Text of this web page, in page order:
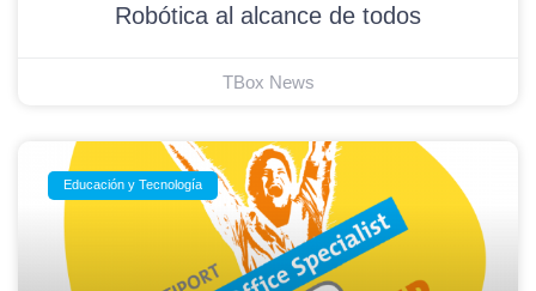
Robótica al alcance de todos
TBox News
Educación y Tecnología